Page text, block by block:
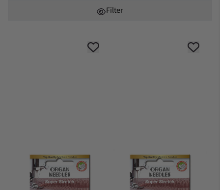
Filter